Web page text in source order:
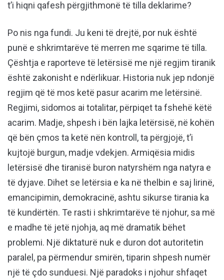
t’i hiqni qafesh përgjithmonë të tilla deklarime?
Po nis nga fundi. Ju keni të drejtë, por nuk është
punë e shkrimtarëve të merren me sqarime të tilla.
Çështja e raporteve të letërsisë me një regjim tiranik
është zakonisht e ndërlikuar. Historia nuk jep ndonjë
regjim që të mos ketë pasur acarim me letërsinë.
Regjimi, sidomos ai totalitar, përpiqet ta fshehë këtë
acarim. Madje, shpesh i bën lajka letërsisë, në kohën
që bën çmos ta ketë nën kontroll, ta përgjojë, t’i
kujtojë burgun, madje vdekjen. Armiqësia midis
letërsisë dhe tiranisë buron natyrshëm nga natyra e
të dyjave. Dihet se letërsia e ka në thelbin e saj lirinë,
emancipimin, demokracinë, ashtu sikurse tirania ka
të kundërtën. Te rasti i shkrimtarëve të njohur, sa më
e madhe të jetë njohja, aq më dramatik bëhet
problemi. Një diktaturë nuk e duron dot autoritetin
paralel, pa përmendur smirën, tiparin shpesh numër
një të çdo sunduesi. Një paradoks i njohur shfaqet